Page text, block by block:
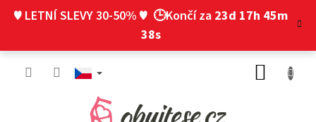
♥ LETNÍ SLEVY 30-50% ♥ 🕒Končí za 23d 17h 45m
37s